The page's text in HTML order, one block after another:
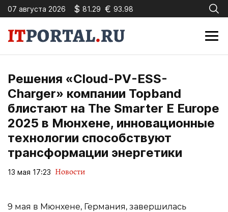
07 августа 2026 $ 81.29 € 93.98
Решения «Cloud-PV-ESS-
Charger» компании Topband
блистают на The Smarter E Europe
2025 в Мюнхене, инновационные
технологии способствуют
трансформации энергетики
13 мая 17:23 Новости
9 мая в Мюнхене, Германия, завершилась